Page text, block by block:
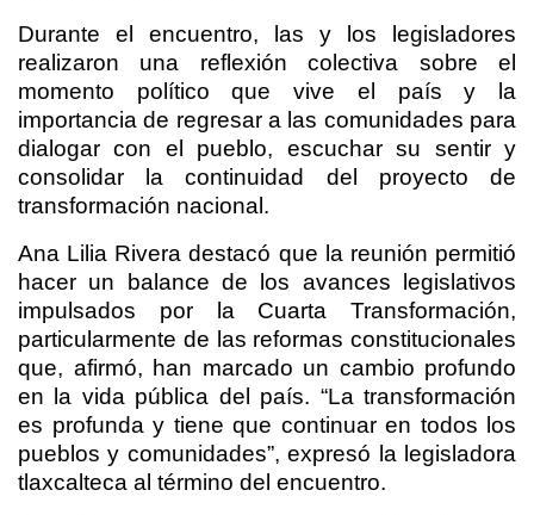
Durante el encuentro, las y los legisladores
realizaron una reflexión colectiva sobre el
momento político que vive el país y la
importancia de regresar a las comunidades para
dialogar con el pueblo, escuchar su sentir y
consolidar la continuidad del proyecto de
transformación nacional.
Ana Lilia Rivera destacó que la reunión permitió
hacer un balance de los avances legislativos
impulsados por la Cuarta Transformación,
particularmente de las reformas constitucionales
que, afirmó, han marcado un cambio profundo
en la vida pública del país. “La transformación
es profunda y tiene que continuar en todos los
pueblos y comunidades”, expresó la legisladora
tlaxcalteca al término del encuentro.